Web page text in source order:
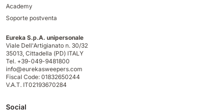
Academy
Soporte postventa
Eureka S.p.A. unipersonale
Viale Dell'Artigianato n. 30/32
35013, Cittadella (PD) ITALY
Tel. +39-049-9481800
info@eurekasweepers.com
Fiscal Code: 01832650244
V.A.T. IT02193670284
Social